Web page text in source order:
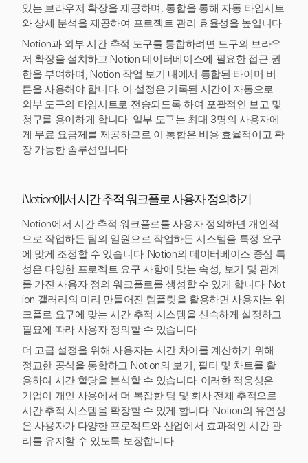
있는 브라우저 확장을 제공하며, 통합을 통해 자동 타임시트
와 상세 분석을 제공하여 프로젝트 관리 효율성을 높입니다.
Notion과 외부 시간 추적 도구를 통합하려면 도구의 브라우
저 확장을 설치하고 Notion 데이터베이스에 필요한 접근 권
한을 부여하며, Notion 작업 보기 내에서 통합된 타이머 버
튼을 사용해야 합니다. 이 설정은 기록된 시간이 자동으로
외부 도구의 타임시트로 전송되도록 하여 포괄적인 보고 및
청구를 용이하게 합니다. 일부 도구는 최대 3명의 사용자에
게 무료 요금제를 제공하므로 이 통합은 비용 효율적이고 확
장 가능한 솔루션입니다.
Notion에서 시간 추적 워크플로 사용자 정의하기
Notion에서 시간 추적 워크플로를 사용자 정의하면 개인적
으로 작업하든 팀의 일원으로 작업하든 시스템을 특정 요구
에 맞게 조정할 수 있습니다. Notion의 데이터베이스 중심 특
성은 다양한 프로젝트 요구 사항에 맞는 속성, 보기 및 관계
를 가진 사용자 정의 워크플로를 생성할 수 있게 합니다. Not
ion 갤러리의 미리 만들어진 템플릿을 활용하면 사용자는 워
크플로 요구에 맞는 시간 추적 시스템을 신속하게 설정하고
필요에 따라 사용자 정의할 수 있습니다.
더 고급 설정을 위해 사용자는 시간 차이를 계산하기 위해
정교한 공식을 통합하고 Notion의 보기, 필터 및 차트를 활
용하여 시간 할당을 분석할 수 있습니다. 이러한 적응성은
기업이 개인 사용에서 더 복잡한 팀 및 회사 전체 추적으로
시간 추적 시스템을 확장할 수 있게 합니다. Notion의 유연성
은 사용자가 다양한 프로젝트와 산업에서 효과적인 시간 관
리를 유지할 수 있도록 보장합니다.